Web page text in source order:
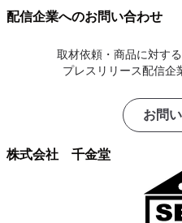
配信企業へのお問い合わせ
取材依頼・商品に対す
プレスリリース配信企
お問
株式会社 千金堂